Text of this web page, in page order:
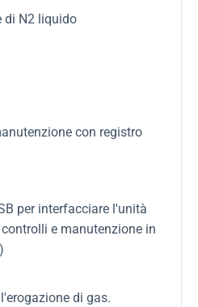
di N2 liquido
con registro
per interfacciare l'unità
e manutenzione in
di gas.